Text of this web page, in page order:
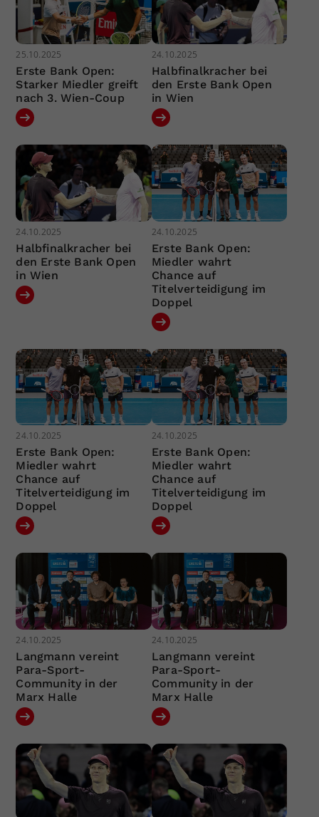
25.10.2025
Erste Bank Open:
Starker Miedler greift
nach 3. Wien-Coup
24.10.2025
Halbfinalkracher bei
den Erste Bank Open
in Wien
24.10.2025
Halbfinalkracher bei
den Erste Bank Open
in Wien
24.10.2025
Erste Bank Open:
Miedler wahrt
Chance auf
Titelverteidigung im
Doppel
24.10.2025
Erste Bank Open:
Miedler wahrt
Chance auf
Titelverteidigung im
Doppel
24.10.2025
Erste Bank Open:
Miedler wahrt
Chance auf
Titelverteidigung im
Doppel
24.10.2025
Langmann vereint
Para-Sport-
Community in der
Marx Halle
24.10.2025
Langmann vereint
Para-Sport-
Community in der
Marx Halle